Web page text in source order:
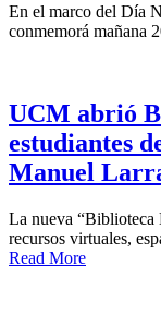
En el marco del Día
conmemorá mañana
UCM abrió
estudiantes
Manuel
La nueva “Biblioteca
recursos virtuales,
Read More